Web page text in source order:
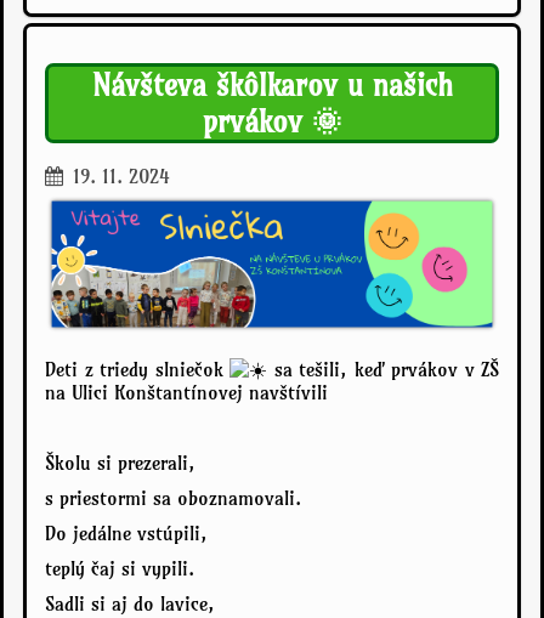
Návšteva škôlkarov u našich
prvákov 🌞
19. 11. 2024
Deti z triedy slniečok
sa tešili, keď prvákov v ZŠ
na Ulici Konštantínovej navštívili
Školu si prezerali,
s priestormi sa oboznamovali.
Do jedálne vstúpili,
teplý čaj si vypili.
Sadli si aj do lavice,